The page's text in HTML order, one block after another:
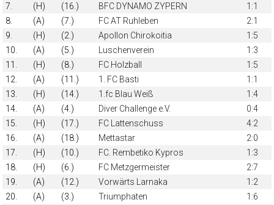
7.
(H) (16.) BFC DYNAMO ZYPERN
1:1
8.
(A) (7.) FC AT Ruhleben
2:1
9.
(H) (2.) Apollon Chirokoitia
1:5
10.
(A) (5.) Luschenverein
1:3
11.
(H) (8.) FC Holzball
1:5
12.
(A) (11.) 1. FC Basti
1:1
13.
(H) (14.) 1.fc Blau Weiß
1:4
14.
(A) (4.) Diver Challenge e.V.
0:4
15.
(H) (17.) FC Lattenschuss
4:2
16.
(A) (18.) Mettastar
2:0
17.
(H) (10.) FC. Rembetiko Kypros
1:3
18.
(H) (6.) FC Metzgermeister
2:7
19.
(A) (12.) Vorwärts Larnaka
1:2
20.
(A) (3.) Triumphaten
1:6